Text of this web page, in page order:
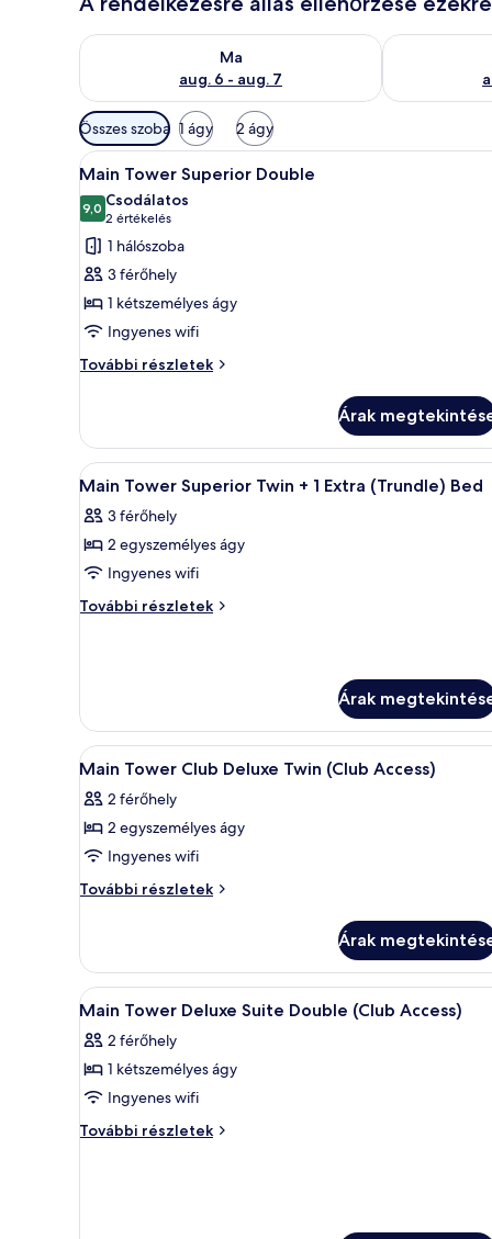
Ma
aug. 6 - aug. 7
A ma esti rendelkezésre állás ellenőrzése: aug. 6 -
A holnapi
Szobákhoz
rendelkezésre
álló
szűrők
Összes szoba 1 ágy 2 ágy
A
következő
szoba
összes
képének
megtekintése:
Main
Tower
Superior
Egy szállodai szoba,
3
Main Tower Superior Double
9,010-ből 9,0
Csodálatos
2 értékelés
(2
értékelés)
1 hálószoba
3 férőhely
1 kétszemélyes ágy
Ingyenes wifi
További részletek
Main
további
részletei
Árak
A
következő
szoba
összes
képének
megtekintése:
+
1
Extra
(Trundle)
Bed
Egy szállodai szoba két
3
Main Tower Superior Twin + 1 Extra (Trundle) Bed
3 férőhely
2 egyszemélyes ágy
Ingyenes wifi
További részletek
Main
Extra
(Trundle)
Bed
részletei
Árak
A
következő
szoba
összes
képének
megtekintése:
Club
Deluxe
Twin
(Club
Access)
Egy szállodai szoba két
4
Main Tower Club Deluxe Twin (Club Access)
2 férőhely
2 egyszemélyes ágy
Ingyenes wifi
További részletek
Main
Twin
(Club
Access)
részletei
Árak
A
következő
szoba
összes
képének
megtekintése:
Egy szállodai szoba,
4
Main Tower Deluxe Suite Double (Club Access)
2 férőhely
1 kétszemélyes ágy
Ingyenes wifi
További részletek
Main